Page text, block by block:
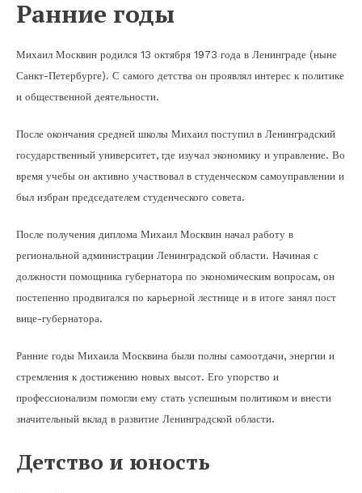
Ранние годы
Михаил Москвин родился 13 октября 1973 года в Ленинграде (ныне
Санкт-Петербурге). С самого детства он проявлял интерес к политике
и общественной деятельности.
После окончания средней школы Михаил поступил в Ленинградский
государственный университет, где изучал экономику и управление. Во
время учебы он активно участвовал в студенческом самоуправлении и
был избран председателем студенческого совета.
После получения диплома Михаил Москвин начал работу в
региональной администрации Ленинградской области. Начиная с
должности помощника губернатора по экономическим вопросам, он
постепенно продвигался по карьерной лестнице и в итоге занял пост
вице-губернатора.
Ранние годы Михаила Москвина были полны самоотдачи, энергии и
стремления к достижению новых высот. Его упорство и
профессионализм помогли ему стать успешным политиком и внести
значительный вклад в развитие Ленинградской области.
Детство и юность